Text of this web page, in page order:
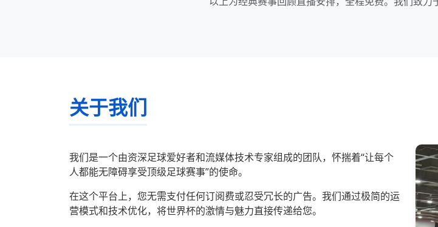
关于我们
我们是一个由资深足球爱好者和流媒体技术专家组成的团队，怀揣着“让每个
人都能无障碍享受顶级足球赛事”的使命。
在这个平台上，您无需支付任何订阅费或忍受冗长的广告。我们通过极简的运
营模式和技术优化，将世界杯的激情与魅力直接传递给您。